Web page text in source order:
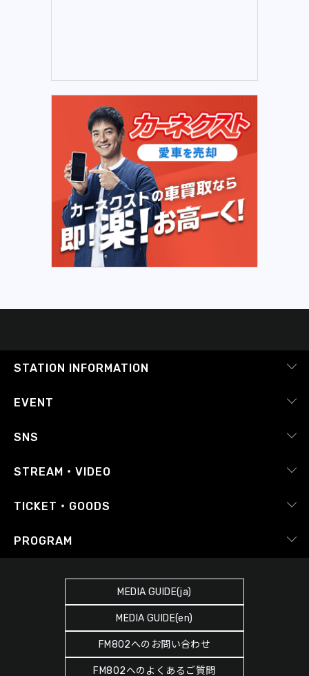
STATION INFORMATION
会社概要
番組審議会
Japan FM League
SDGsへの取り組み
緊急地震速報の対応
災害情報共有パートナーシップ
人権尊重・コンプライアンスに関する調査の結果について
EVENT
ピックアップ
SNS
RADIPASS
Instagram
STREAM・VIDEO
radiko.jp
TICKET・GOODS
RADIPASS TICKET
PROGRAM
MEDIA GUIDE(ja)
MEDIA GUIDE(en)
FM802へのお問い合わせ
FM802へのよくあるご質問